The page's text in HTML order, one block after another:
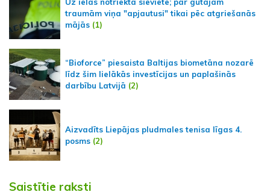
Uz ielas notriekta sieviete; par gūtajām
traumām viņa "apjautusi" tikai pēc atgriešanās
mājās (1)
“Bioforce” piesaista Baltijas biometāna nozarē
līdz šim lielākās investīcijas un paplašinās
darbību Latvijā (2)
Aizvadīts Liepājas pludmales tenisa līgas 4.
posms (2)
Saistītie raksti